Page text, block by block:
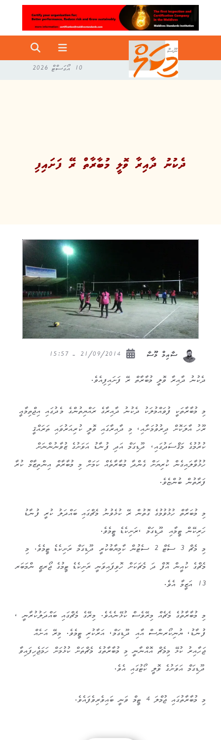
10 އޯގަސްޓް 2026
ދެކުނު ދާއިރާ ވޮލީ މުބާރާތް ރޭ ފަށައިފި
ސާއިމް މޫސާ
ދެކުނު ދާއިރާ ވޮލީ މުބާރާތް ރޭ ފަށައިފިއެވެ.
މި މުބާރާތަކީ ފުވައްމުލަކު ދެކުނު ދާއިރާގެ ރައްޔިތުންގެ މެދުގައި އިޖްތިމާޢީ
ރޫހު އާލަކޮށް ދިރުވުމަށާއި، މި ދާއިރާގައި ވޮލީ ކުރިއަރުވައި ތަރައްޤީ
ކުރުމުގެ މަޤްސަދުގައި، ދޫޑިގަމް އަދި ފުނާޑު އަވަށުގެ ޒުވާނުންނަށް
ހުޅުވާލައިގެން ކުރިޔަށް ގެންދާ މުބާރާތެއް ކަމަށް މި މުބާރާތް އިންތިޒާމް ކުރާ
ފަރާތުން ބުންޏެވެ.
މި މުބަރާތް ހުޅުވުމުގެ ގޮތުން ރޭ ކުޅެވުނު މެޗްގައި ބައްދަލު ކުރީ ފުނާޑު
ހަރިކޭން ޓީމާއި ދޫޑިގަމް ،ރަށިކެޑެ ޓީމެވެ.
މި މެޗް 3 ސެޓް 2 ސެޓުން ކާމިޔާބުކުރީ ދޫޑިގަމް ރަށިކެޑެ ޓީމެވެ. މި
މެޗްގެ ކުއީން އޮފް ދަ މެޗަކަށް ހޮވިފައިވަނީ ރަށިކެޑެ ޓީމުގެ ޖޯރޒީ ންމަބަރ
13 އަޒީމާ އެވެ.
މި މުބާރާތުގެ މެޗެއް މިރޭވެސް ކުޅޭނެއެވެ. މިރޭގެ މެޗްގައި ބައްދަލުކުރާނީ ،
ފުނާޑު، ޔުނިކޯރންސް އާއި ދޫޑިގަމް، އަރާކުރި ޓީމެވެ. މިރޭ އަށެއް
ޖަހާއިރު ކުޅޭ މިމެޗް އޮއްނާނީ މި މުބާރާތުގެ މެޗްތަށް ކުޅުމަށް ހަމަޖެހިފައިވާ
ދޫޑިގަމް އަވަށުގެ ވޮލީ ކޯޓުގައި އެވެ.
މި މުބާރާތުގައި ޖުމްލަ 4 ޓީމް ވަނީ ބައިވެރިވެފައެވެ.